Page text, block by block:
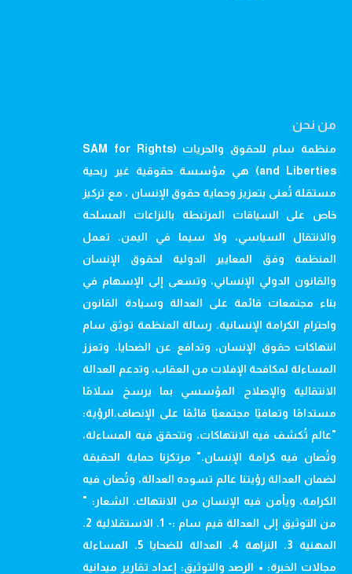
من نحن
منظمة سام للحقوق والحريات (SAM for Rights
and Liberties) هي مؤسسة حقوقية غير ربحية
مستقلة تُعنى بتعزيز وحماية حقوق الإنسان ، مع تركيز
خاص على السياقات المرتبطة بالنزاعات المسلحة
والانتقال السياسي، ولا سيما في اليمن. تعمل
المنظمة وفق المعايير الدولية لحقوق الإنسان
والقانون الدولي الإنساني، وتسعى إلى الإسهام في
بناء مجتمعات قائمة على العدالة وسيادة القانون
واحترام الكرامة الإنسانية. رسالة المنظمة توثق سام
انتهاكات حقوق الإنسان، وتدافع عن الضحايا، وتعزز
المساءلة لمكافحة الإفلات من العقاب، وتدعم العدالة
الانتقالية والإصلاح المؤسسي بما يرسخ سلامًا
مستدامًا وتعافيًا مجتمعيًا قائمًا على الإنصاف.الرؤية:
"عالم تُكشف فيه الانتهاكات، وتتحقق فيه المساءلة،
وتُصان فيه كرامة الإنسان." مرتكزنا حماية الحقيقة
لضمان العدالة رؤيتنا عالم تسوده العدالة، وتُصان فيه
الكرامة، ويأمن فيه الإنسان من الانتهاك. الشعار: "
من التوثيق إلى العدالة قيم سام :- 1. الاستقلالية 2.
المهنية 3. النزاهة 4. العدالة للضحايا 5. المساءلة
مجالات الخبرة: • الرصد والتوثيق: إعداد تقارير ميدانية